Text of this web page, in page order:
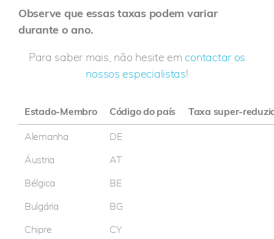
Observe que essas taxas podem variar
durante o ano.
Para saber mais, não hesite em contactar os
nossos especialistas!
Estado-Membro Código do país Taxa super-
Alemanha
DE
Áustria
AT
Bélgica
BE
Bulgária
BG
Chipre
CY